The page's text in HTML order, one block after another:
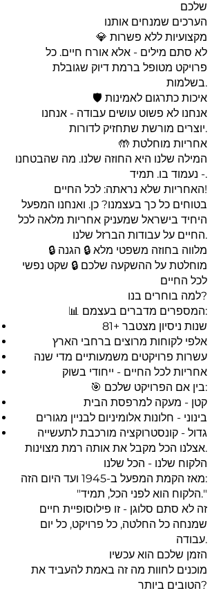
שלכם
הערכים שמנחים אותנו
💎 מקצועיות ללא פשרות
לא סתם מילים - אלא אורח חיים. כל
פרויקט מטופל ברמת דיוק שגובלת
בשלמות.
🛡️ איכות כתרגום לאמינות
אנחנו לא פשוט עושים עבודה - אנחנו
יוצרים מורשת שתחזיק לדורות.
🤲 אחריות מוחלטת
המילה שלנו היא החוזה שלנו. מה שהבטחנו
- נעמוד בו. תמיד.
האחריות שלא נראתה: לכל החיים!
בטוחים כל כך בעצמנו? כן. ואנחנו המפעל
היחיד בישראל שמעניק אחריות מלאה לכל
החיים על עבודות הברזל שלנו.
🔒 מלווה בחוזה משפטי מלא 🔒 הגנה
מוחלטת על ההשקעה שלכם 🔒 שקט נפשי
לכל החיים
למה בוחרים בנו?
📊 המספרים מדברים בעצמם:
81+ שנות ניסיון מצטבר
אלפי לקוחות מרוצים ברחבי הארץ
עשרות פרויקטים משמעותיים מדי שנה
אחריות לכל החיים - ייחודי בשוק
🎯 בין אם הפרויקט שלכם:
קטן - מעקה למרפסת הבית
בינוני - חלונות אלומיניום לבניין מגורים
גדול - קונסטרוקציה מורכבת לתעשייה
אצלנו הכל מקבל את אותה רמת מצוינות.
הלקוח שלנו - הכל שלנו
מאז הקמת המפעל ב-1945 ועד היום הזה:
"הלקוח הוא לפני הכל, תמיד."
זה לא סתם סלוגן - זו פילוסופיית חיים
שמנחה כל החלטה, כל פרויקט, כל יום
עבודה.
הזמן שלכם הוא עכשיו
מוכנים לחוות מה זה באמת להעביד את
הטובים ביותר?